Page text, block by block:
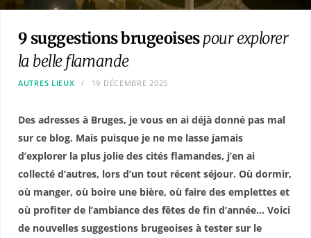
9 suggestions brugeoisespour explorer
la belle flamande
AUTRES LIEUX 19 DÉCEMBRE 2025
Des adresses à Bruges, je vous en ai déjà donné pas mal
sur ce blog. Mais puisque je ne me lasse jamais
d’explorer la plus jolie des cités flamandes, j’en ai
collecté d’autres, lors d’un tout récent séjour. Où dormir,
où manger, où boire une bière, où faire des emplettes et
où profiter de l’ambiance des fêtes de fin d’année… Voici
de nouvelles suggestions brugeoises à tester sur le